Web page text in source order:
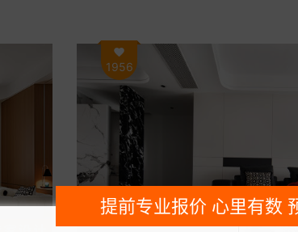
1956
提前专业报价 心里有数